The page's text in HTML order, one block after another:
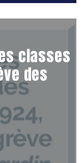
classes
des